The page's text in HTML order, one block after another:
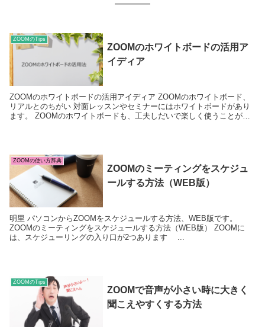
ZOOMのTips
ZOOMのホワイトボードの活用ア
イディア
ZOOMのホワイトボードの活用アイディア ZOOMのホワイトボード、
リアルとのちがい 対面レッスンやセミナーにはホワイトボードがあり
ます。 ZOOMのホワイトボードも、工夫しだいで楽しく使うことがで
ZOOMの使い方辞典
ZOOMのミーティングをスケジュ
ールする方法（WEB版）
明里 パソコンからZOOMをスケジュールする方法、WEB版です。
ZOOMのミーティングをスケジュールする方法（WEB版） ZOOMに
は、スケジューリングの入り口が2つあります ...
ZOOMのTips
ZOOMで音声が小さい時に大きく
聞こえやすくする方法